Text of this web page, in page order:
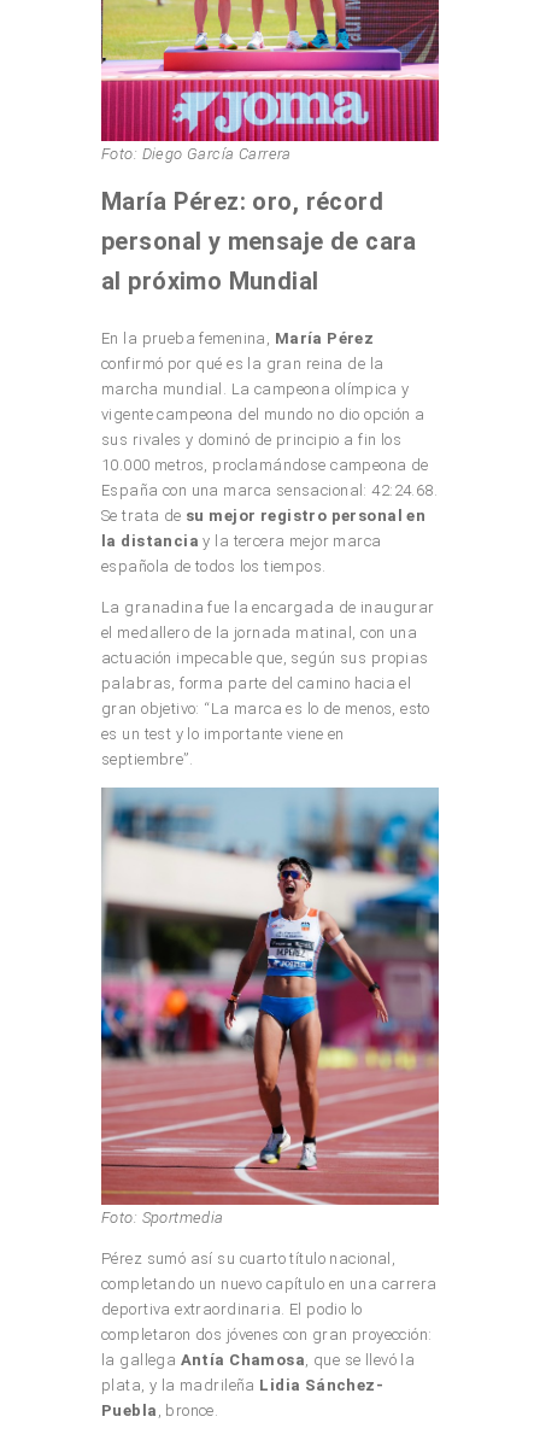
Foto: Diego García Carrera
María Pérez: oro, récord
personal y mensaje de cara
al próximo Mundial
En la prueba femenina, María Pérez
confirmó por qué es la gran reina de la
marcha mundial. La campeona olímpica y
vigente campeona del mundo no dio opción a
sus rivales y dominó de principio a fin los
10.000 metros, proclamándose campeona de
España con una marca sensacional: 42:24.68.
Se trata de su mejor registro personal en
la distancia y la tercera mejor marca
española de todos los tiempos.
La granadina fue la encargada de inaugurar
el medallero de la jornada matinal, con una
actuación impecable que, según sus propias
palabras, forma parte del camino hacia el
gran objetivo: “La marca es lo de menos, esto
es un test y lo importante viene en
septiembre”.
Foto: Sportmedia
Pérez sumó así su cuarto título nacional,
completando un nuevo capítulo en una carrera
deportiva extraordinaria. El podio lo
completaron dos jóvenes con gran proyección:
la gallega Antía Chamosa , que se llevó la
plata, y la madrileña Lidia Sánchez-
Puebla
, bronce.